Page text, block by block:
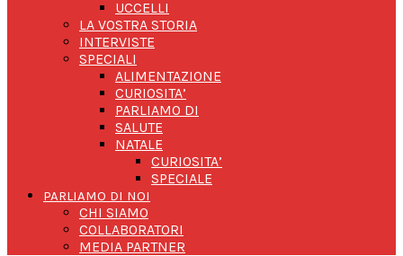
UCCELLI
LA VOSTRA STORIA
INTERVISTE
SPECIALI
ALIMENTAZIONE
CURIOSITA’
PARLIAMO DI
SALUTE
NATALE
CURIOSITA’
SPECIALE
PARLIAMO DI NOI
CHI SIAMO
COLLABORATORI
MEDIA PARTNER